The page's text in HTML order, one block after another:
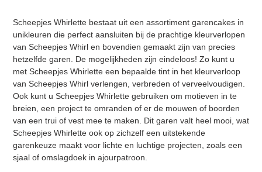
Scheepjes Whirlette bestaat uit een assortiment garencakes in
unikleuren die perfect aansluiten bij de prachtige kleurverlopen
van Scheepjes Whirl en bovendien gemaakt zijn van precies
hetzelfde garen. De mogelijkheden zijn eindeloos! Zo kunt u
met Scheepjes Whirlette een bepaalde tint in het kleurverloop
van Scheepjes Whirl verlengen, verbreden of verveelvoudigen.
Ook kunt u Scheepjes Whirlette gebruiken om motieven in te
breien, een project te omranden of er de mouwen of boorden
van een trui of vest mee te maken. Dit garen valt heel mooi, wat
Scheepjes Whirlette ook op zichzelf een uitstekende
garenkeuze maakt voor lichte en luchtige projecten, zoals een
sjaal of omslagdoek in ajourpatroon.